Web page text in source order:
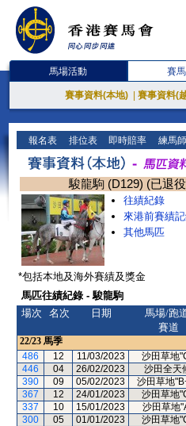
馬場活動 賽
賽事資料(本地) 賽事資料(
報名表 排位表 即時賠率 練馬
駿龍駒 (D129) (已退
往績紀錄
來港前賽績
其他馬匹
*包括本地及海外賽績及獎金
馬匹往績紀錄 - 駿龍駒
場次
名次 日期
馬場/跑
賽道
22/23 馬季
486
12 11/03/2023 沙田草地
446
04 26/02/2023 沙田全天
390
09 05/02/2023 沙田草地
367
12 24/01/2023 沙田草地
337
10 15/01/2023 沙田草地
300
05 01/01/2023 沙田草地